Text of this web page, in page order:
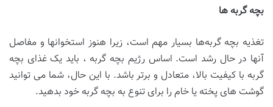
بچه گربه ها
تغذیه بچه گربه‌ها بسیار مهم است، زیرا هنوز استخوانها و مفاصل
آنها در حال رشد است. اساس رژیم بچه گربه ، باید یک غذای بچه
گربه با کیفیت بالا، متعادل و برتر باشد. با این حال، شما می توانید
گوشت های پخته یا خام را برای تنوع به بچه گربه خود بدهید.